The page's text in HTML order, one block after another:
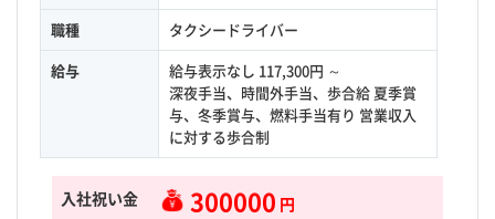
職種
タクシードライバー
給与
給与表示なし 117,300円 ～
深夜手当、時間外手当、歩合給 夏季賞
与、冬季賞与、燃料手当有り 営業収入
に対する歩合制
入社祝い金 300000 円